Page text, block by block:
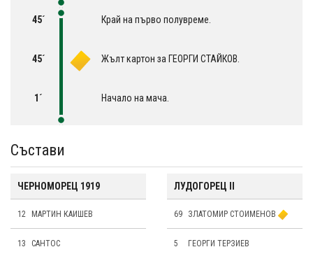
45´ Край на първо полувреме.
45´ Жълт картон за ГЕОРГИ СТАЙКОВ.
1´ Начало на мача.
Състави
ЧЕРНОМОРЕЦ 1919
12 МАРТИН КАИШЕВ
13 САНТОС
ЛУДОГОРЕЦ II
69 ЗЛАТОМИР СТОИМЕНОВ
5 ГЕОРГИ ТЕРЗИЕВ